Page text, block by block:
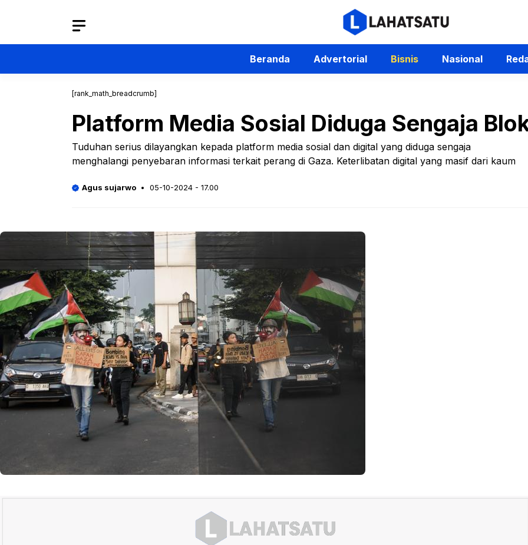
Beranda Advertorial Bisnis Nasional
[rank_math_breadcrumb]
Platform Media Sosial Diduga Sengaja
Tuduhan serius dilayangkan kepada platform media sosial dan digital yang diduga sengaja
menghalangi penyebaran informasi terkait perang di Gaza. Keterlibatan digital yang masif dari kaum
Agus sujarwo 05-10-2024 - 17.00